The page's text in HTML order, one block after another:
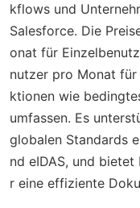
kflows und
Salesforce. Die
onat für
nutzer pro Monat für
ktionen wie
umfassen. Es
globalen Standards
nd eIDAS, und
r eine effiziente